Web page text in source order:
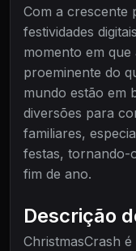
Com a crescente
festividades
momento em
proeminente do
mundo estão em
diversões para
familiares,
festas, tornando-
fim de ano.
Descrição
ChristmasCrash